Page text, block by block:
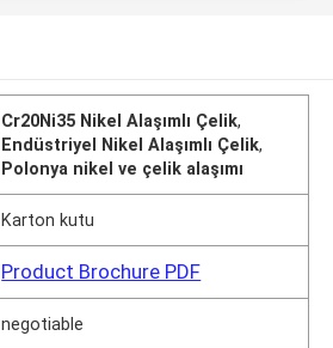
Cr20Ni35 Nikel Alaşımlı Çelik,
Endüstriyel Nikel Alaşımlı Çelik,
Polonya nikel ve çelik alaşımı
Karton kutu
Product Brochure PDF
negotiable